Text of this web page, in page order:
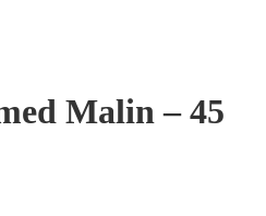
Malin – 45